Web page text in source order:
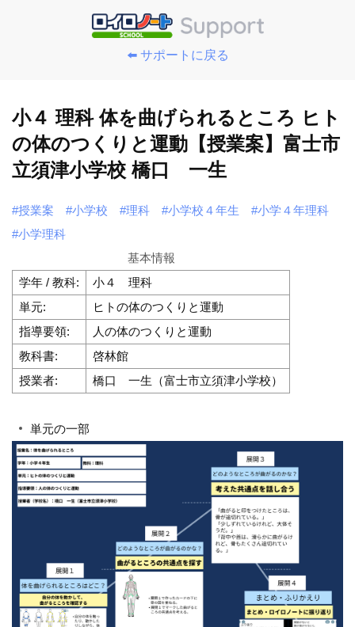
⬅️ サポートに戻る
小４ 理科 体を曲げられるところ ヒト
の体のつくりと運動【授業案】富士市
立須津小学校 橋口 一生
#授業案 #小学校 #理科 #小学校４年生
#小学４年理科
#小学理科
基本情報
学年 / 教科:
小４ 理科
単元:
ヒトの体のつくりと運動
指導要領:
人の体のつくりと運動
教科書:
啓林館
授業者:
橋口 一生（富士市立須津小学校）
単元の一部